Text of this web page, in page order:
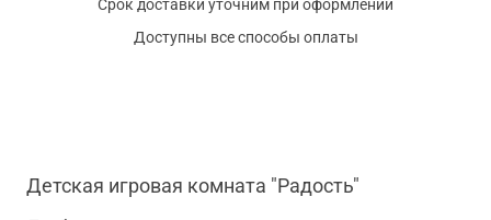
Срок доставки уточним при оформлении
Доступны все способы оплаты
Детская игровая комната "Радость"